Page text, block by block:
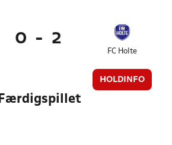
0 - 2
FC Holte
HOLDINFO
Færdigspillet